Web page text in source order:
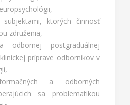
ktorých činnosť
združenia,
odbornej postgraduálnej
príprave odborníkov v
a odborných
sa problematikou